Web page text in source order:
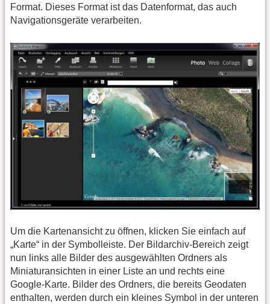
Format. Dieses Format ist das Datenformat, das auch
Navigationsgeräte verarbeiten.
Um die Kartenansicht zu öffnen, klicken Sie einfach auf
„Karte“ in der Symbolleiste. Der Bildarchiv-Bereich zeigt
nun links alle Bilder des ausgewählten Ordners als
Miniaturansichten in einer Liste an und rechts eine
Google-Karte. Bilder des Ordners, die bereits Geodaten
enthalten, werden durch ein kleines Symbol in der unteren